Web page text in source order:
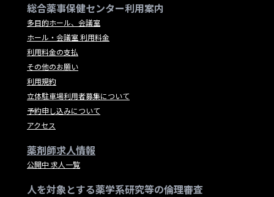
総合薬事保健センター利用案内
多目的ホール、会議室
ホール・会議室 利用料金
利用料金の支払
その他のお願い
利用規約
立体駐車場利用者募集について
予約申し込みについて
アクセス
薬剤師求人情報
公開中 求人一覧
人を対象とする薬学系研究等の倫理審査